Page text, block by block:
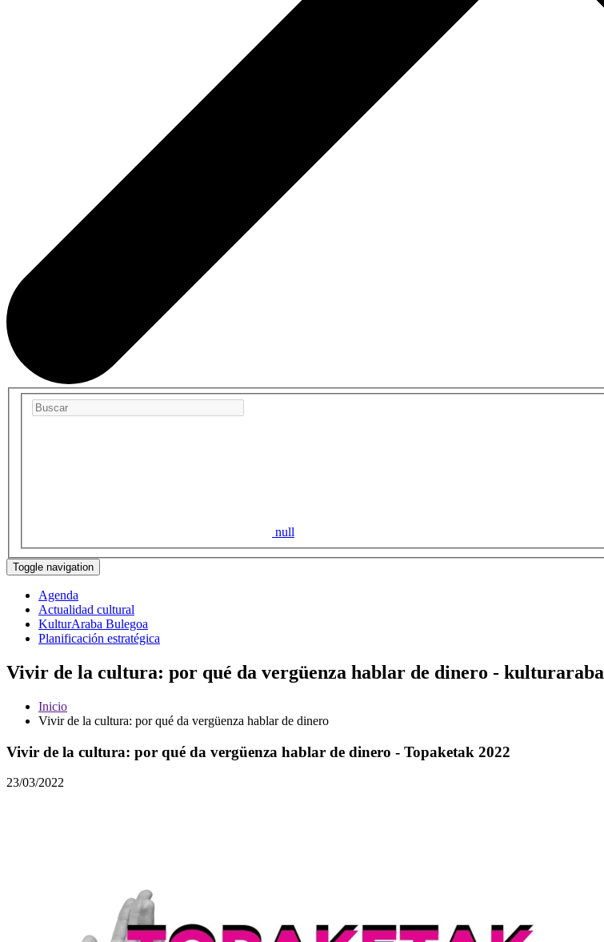
null
Toggle navigation
Agenda
Actualidad cultural
KulturAraba Bulegoa
Planificación estratégica
Vivir de la cultura: por qué da vergüenza hablar de dinero - kulturaraba
Inicio
Vivir de la cultura: por qué da vergüenza hablar de dinero
Vivir de la cultura: por qué da vergüenza hablar de dinero - Topaketak 2022
23/03/2022